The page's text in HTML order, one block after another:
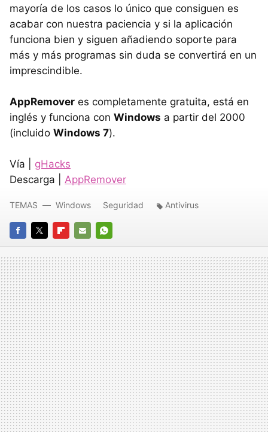
mayoría de los casos lo único que consiguen es
acabar con nuestra paciencia y si la aplicación
funciona bien y siguen añadiendo soporte para
más y más programas sin duda se convertirá en un
imprescindible.
AppRemover es completamente gratuita, está en
inglés y funciona con Windows a partir del 2000
(incluido Windows 7).
Vía | gHacks
Descarga | AppRemover
FACEBOOK
TWITTERFLIPBOARD
E-
MAIL
WHATSAPP
TEMAS Windows Seguridad Antivirus